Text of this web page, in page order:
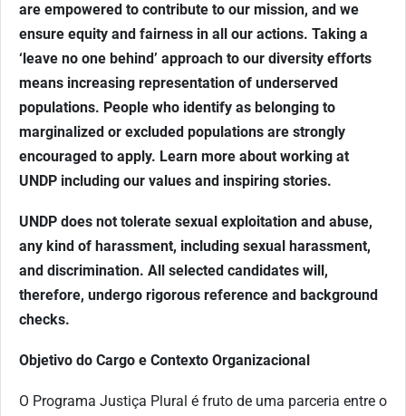
are empowered to contribute to our mission, and we
ensure equity and fairness in all our actions. Taking a
‘leave no one behind’ approach to our diversity efforts
means increasing representation of underserved
populations. People who identify as belonging to
marginalized or excluded populations are strongly
encouraged to apply. Learn more about working at
UNDP including our values and inspiring stories.
UNDP does not tolerate sexual exploitation and abuse,
any kind of harassment, including sexual harassment,
and discrimination. All selected candidates will,
therefore, undergo rigorous reference and background
checks.
Objetivo do Cargo e Contexto Organizacional
O Programa Justiça Plural é fruto de uma parceria entre o